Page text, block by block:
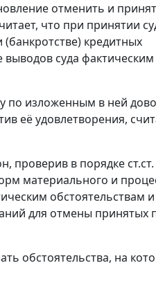
отменить и
что при принятии
кредитных
выводов суда фактическим
по изложенным в ней
её удовлетворения,
проверив в порядке
материального и
обстоятельствам и
для отмены принятых
обстоятельства, на